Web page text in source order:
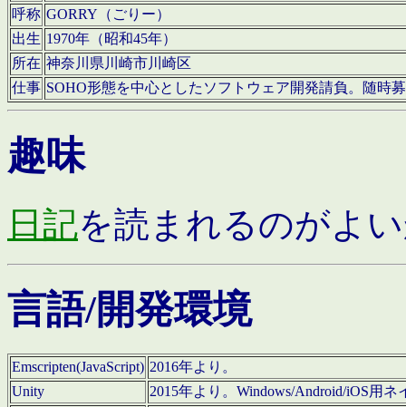
呼称 GORRY（ごりー）
出生 1970年（昭和45年）
所在 神奈川県川崎市川崎区
仕事 SOHO形態を中心としたソフトウェア開発請負。随時
趣味
日記を読まれるのがよ
言語/開発環境
Emscripten(JavaScript) 2016年より。
Unity
2015年より。Windows/Android/iOS用